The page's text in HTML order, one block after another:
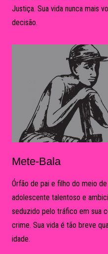
Justiça. Sua vida nunca mais
decisão.
Mete-Bala
Órfão de pai e filho do meio
adolescente talentoso e
seduzido pelo tráfico em sua
crime. Sua vida é tão breve
idade.